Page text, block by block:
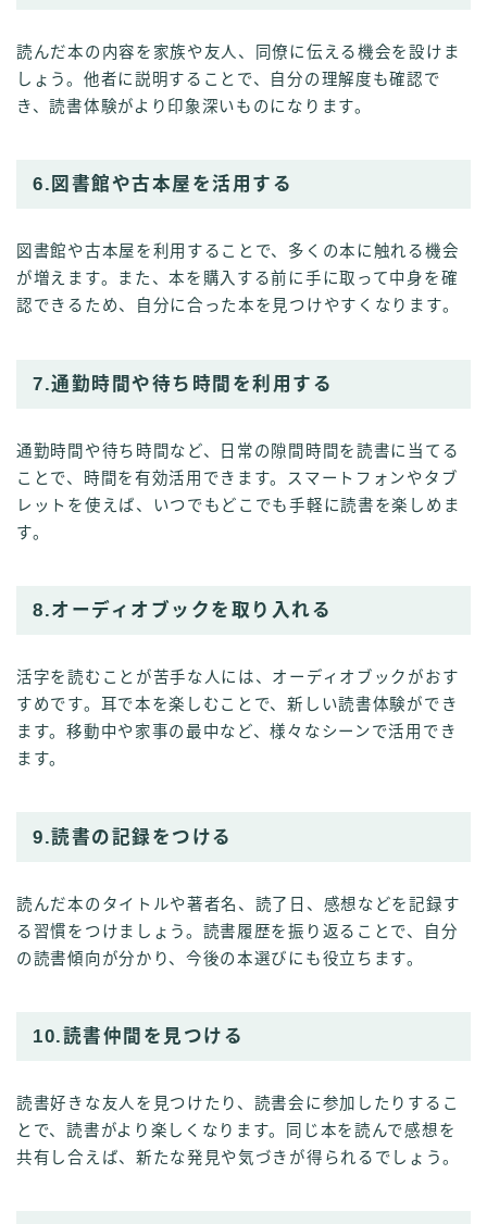
読んだ本の内容を家族や友人、同僚に伝える機会を設けま
しょう。他者に説明することで、自分の理解度も確認で
き、読書体験がより印象深いものになります。
6.図書館や古本屋を活用する
図書館や古本屋を利用することで、多くの本に触れる機会
が増えます。また、本を購入する前に手に取って中身を確
認できるため、自分に合った本を見つけやすくなります。
7.通勤時間や待ち時間を利用する
通勤時間や待ち時間など、日常の隙間時間を読書に当てる
ことで、時間を有効活用できます。スマートフォンやタブ
レットを使えば、いつでもどこでも手軽に読書を楽しめま
す。
8.オーディオブックを取り入れる
活字を読むことが苦手な人には、オーディオブックがおす
すめです。耳で本を楽しむことで、新しい読書体験ができ
ます。移動中や家事の最中など、様々なシーンで活用でき
ます。
9.読書の記録をつける
読んだ本のタイトルや著者名、読了日、感想などを記録す
る習慣をつけましょう。読書履歴を振り返ることで、自分
の読書傾向が分かり、今後の本選びにも役立ちます。
10.読書仲間を見つける
読書好きな友人を見つけたり、読書会に参加したりするこ
とで、読書がより楽しくなります。同じ本を読んで感想を
共有し合えば、新たな発見や気づきが得られるでしょう。